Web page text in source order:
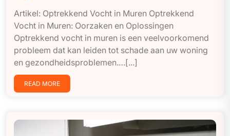
Artikel: Optrekkend Vocht in Muren Optrekkend
Vocht in Muren: Oorzaken en Oplossingen
Optrekkend vocht in muren is een veelvoorkomend
probleem dat kan leiden tot schade aan uw woning
en gezondheidsproblemen.…[...]
READ MORE